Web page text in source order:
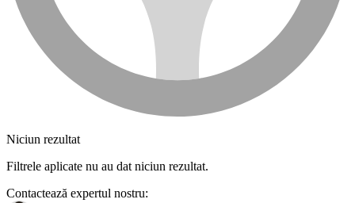
Niciun rezultat
Filtrele aplicate nu au dat niciun rezultat.
Contactează expertul nostru: